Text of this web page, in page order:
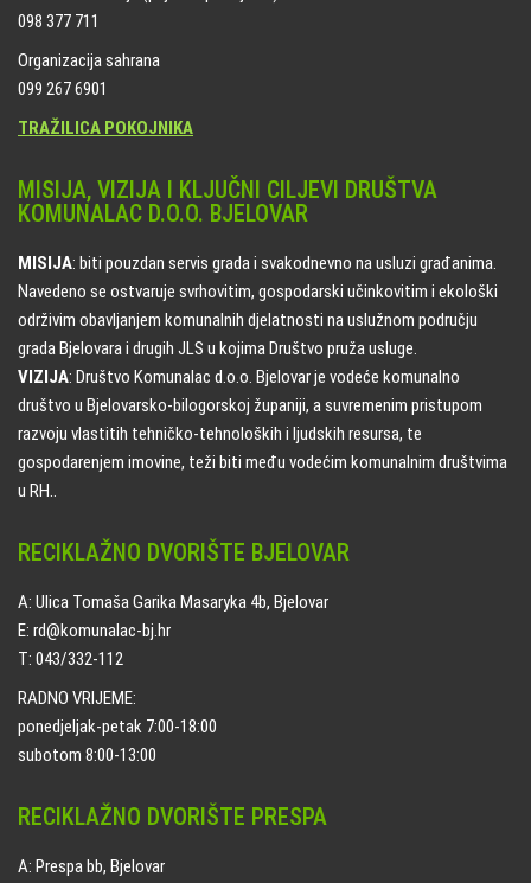
098 377 711
Organizacija sahrana
099 267 6901
TRAŽILICA POKOJNIKA
MISIJA, VIZIJA I KLJUČNI CILJEVI DRUŠTVA
KOMUNALAC D.O.O. BJELOVAR
MISIJA: biti pouzdan servis grada i svakodnevno na usluzi građanima.
Navedeno se ostvaruje svrhovitim, gospodarski učinkovitim i ekološki
održivim obavljanjem komunalnih djelatnosti na uslužnom području
grada Bjelovara i drugih JLS u kojima Društvo pruža usluge.
VIZIJA: Društvo Komunalac d.o.o. Bjelovar je vodeće komunalno
društvo u Bjelovarsko-bilogorskoj županiji, a suvremenim pristupom
razvoju vlastitih tehničko-tehnoloških i ljudskih resursa, te
gospodarenjem imovine, teži biti među vodećim komunalnim društvima
u RH..
RECIKLAŽNO DVORIŠTE BJELOVAR
A: Ulica Tomaša Garika Masaryka 4b, Bjelovar
E: rd@komunalac-bj.hr
T: 043/332-112
RADNO VRIJEME:
ponedjeljak-petak 7:00-18:00
subotom 8:00-13:00
RECIKLAŽNO DVORIŠTE PRESPA
A: Prespa bb, Bjelovar